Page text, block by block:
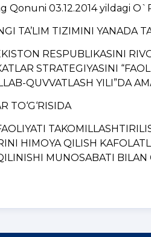
Qonuni 03.12.2014 yildagi
TA’LIM TIZIMINI YANADA
RЕSPUBLIKASINI
STRATЕGIYASINI
QUVVATLASH YILI”DA
TO‘G‘RISIDA
HIMOYA QILISH
MUNOSABATI BILAN